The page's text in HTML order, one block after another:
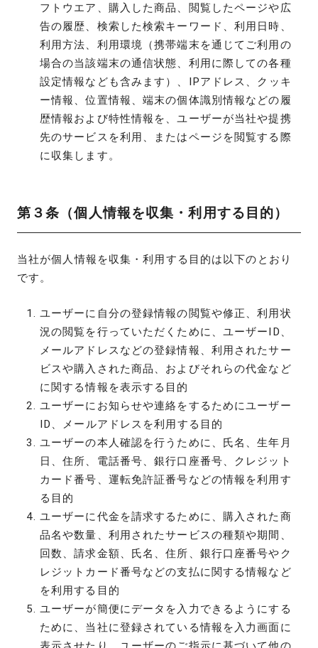
フトウエア、購入した商品、閲覧したページや広
告の履歴、検索した検索キーワード、利用日時、
利用方法、利用環境（携帯端末を通じてご利用の
場合の当該端末の通信状態、利用に際しての各種
設定情報なども含みます）、IPアドレス、クッキ
ー情報、位置情報、端末の個体識別情報などの履
歴情報および特性情報を、ユーザーが当社や提携
先のサービスを利用、またはページを閲覧する際
に収集します。
第３条（個人情報を収集・利用する目的）
当社が個人情報を収集・利用する目的は以下のとおり
です。
ユーザーに自分の登録情報の閲覧や修正、利用状
況の閲覧を行っていただくために、ユーザーID、
メールアドレスなどの登録情報、利用されたサー
ビスや購入された商品、およびそれらの代金など
に関する情報を表示する目的
ユーザーにお知らせや連絡をするためにユーザー
ID、メールアドレスを利用する目的
ユーザーの本人確認を行うために、氏名、生年月
日、住所、電話番号、銀行口座番号、クレジット
カード番号、運転免許証番号などの情報を利用す
る目的
ユーザーに代金を請求するために、購入された商
品名や数量、利用されたサービスの種類や期間、
回数、請求金額、氏名、住所、銀行口座番号やク
レジットカード番号などの支払に関する情報など
を利用する目的
ユーザーが簡便にデータを入力できるようにする
ために、当社に登録されている情報を入力画面に